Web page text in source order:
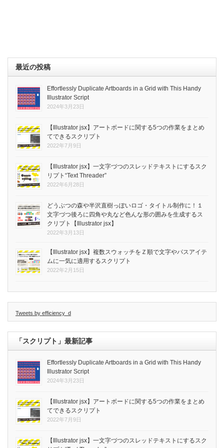
最近の投稿
Effortlessly Duplicate Artboards in a Grid with This Handy
Illustrator Script
2024年3月23日
【Illustrator jsx】アートボードに関する5つの作業をまとめ
てできるスクリプト
2022年7月9日
【Illustrator jsx】一文字づつのスレッドテキストにするスク
リプト“Text Threader”
2022年6月28日
どうぶつの森や半沢直樹っぽいロゴ・タイトル制作に！１
文字づつ後ろに四角や丸など色んな形の囲みを生成するス
クリプト【Illustrator jsx】
2022年3月13日
【Illustrator jsx】複数スウォッチをＺ順で文字やパスアイテ
ムに一気に適用するスクリプト
2022年2月15日
Tweets by efficiency_d
「スクリプト」最新記事
Effortlessly Duplicate Artboards in a Grid with This Handy
Illustrator Script
2024年3月23日
【Illustrator jsx】アートボードに関する5つの作業をまとめ
てできるスクリプト
2022年7月9日
【Illustrator jsx】一文字づつのスレッドテキストにするスク